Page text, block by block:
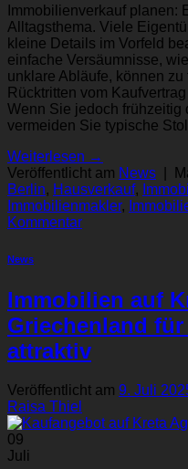
Immobilienverkauf planen:
Alltagsthema. Viele
kleine Details im Vorfeld
einfache Versäumnisse,
unklare Abläufe, können
Rücktritten vom
Wenn Sie jedoch frühzeitig
vermeiden Sie typische
Weiterlesen →
Veröffentlicht am News
Berlin, Hausverkauf,
Immobilienmakler,
Kommentar
News
Immobilien auf
Griechenland
attraktiv
Veröffentlicht am 9. Juli
Raisa Thiel
09
Juli